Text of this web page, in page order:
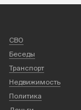
СВО
Беседы
Транспорт
Недвижимость
Политика